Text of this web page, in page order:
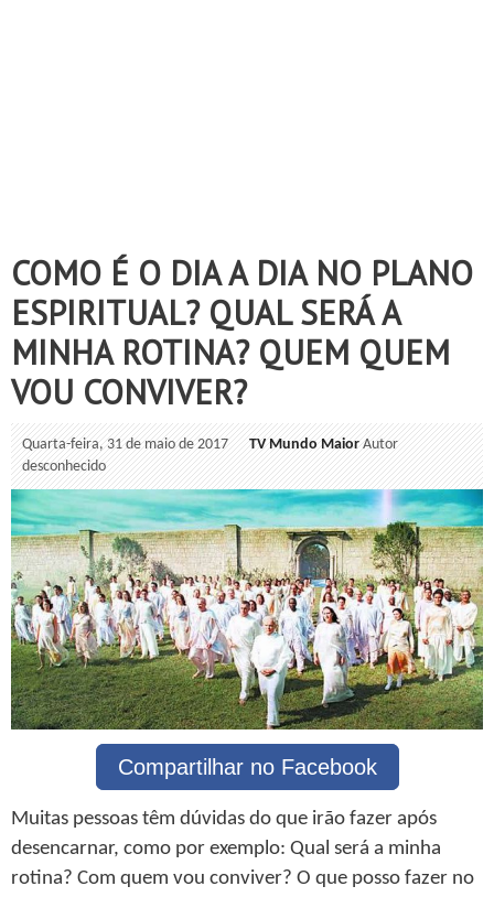
COMO É O DIA A DIA NO PLANO
ESPIRITUAL? QUAL SERÁ A
MINHA ROTINA? QUEM QUEM
VOU CONVIVER?
Quarta-feira, 31 de maio de 2017 TV Mundo Maior Autor
desconhecido
Compartilhar no Facebook
Muitas pessoas têm dúvidas do que irão fazer após
desencarnar, como por exemplo: Qual será a minha
rotina? Com quem vou conviver? O que posso fazer no